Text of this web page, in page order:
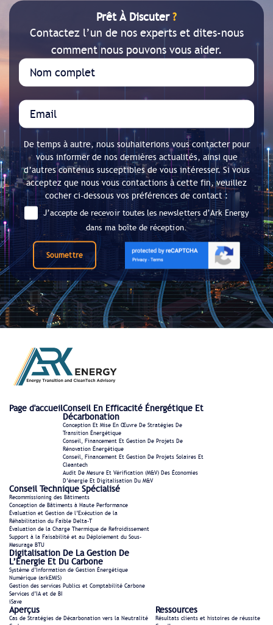
Prêt À Discuter?
Contactez l’un de nos experts et dites-nous
comment nous pouvons vous aider.
De temps à autre, nous souhaiterions vous contacter pour
vous informer de nos dernières actualités, ainsi que
d’autres contenus susceptibles de vous intéresser. Si vous
acceptez que nous vous contactions à cette fin, veuillez
cocher ci-dessous vos préférences de contact :
J’accepte de recevoir toutes les newsletters d’Ark Energy
dans ma boîte de réception.
Soumettre
Page d'accueilConseil En Efficacité Énergétique Et
Décarbonation
Conception Et Mise En Œuvre De Stratégies De
Transition Énergétique
Conseil, Financement Et Gestion De Projets De
Rénovation Énergétique
Conseil, Financement Et Gestion De Projets Solaires Et
Cleantech
Audit De Mesure Et Vérification (M&V) Des Économies
D’énergie Et Digitalisation Du M&V
Conseil Technique Spécialisé
Recommissioning des Bâtiments
Conception de Bâtiments à Haute Performance
Évaluation et Gestion de l’Exécution de la
Réhabilitation du Faible Delta-T
Évaluation de la Charge Thermique de Refroidissement
Support à la Faisabilité et au Déploiement du Sous-
Mesurage BTU
Digitalisation De La Gestion De
L’Énergie Et Du Carbone
Système d’Information de Gestion Énergétique
Numérique (arkEMIS)
Gestion des services Publics et Comptabilité Carbone
Services d’IA et de BI
iSave
Aperçus
Cas de Stratégies de Décarbonation vers la Neutralité
Ressources
Résultats clients et histoires de réussite